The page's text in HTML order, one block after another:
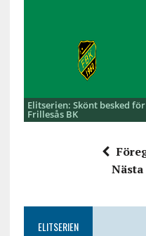
Elitserien: Skönt besked för
Frillesås BK
ELITSERIEN